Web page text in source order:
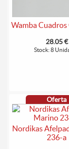
Wamba
28.05 €
Stock: 8
Oferta
Nordikas
236-a